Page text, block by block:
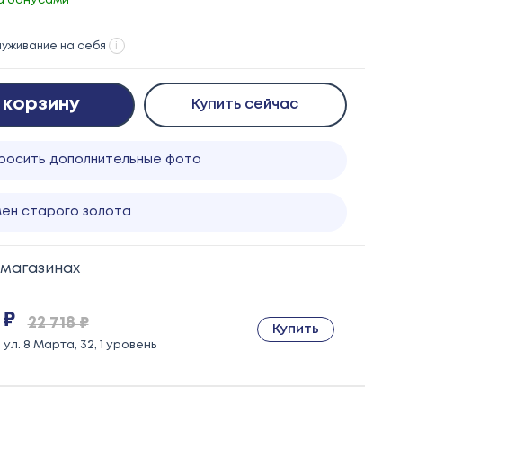
на себя i
корзину Купить сейчас
дополнительные фото
старого золота
22 718 ₽
ул. 8 Марта, 32, 1 уровень
Купить